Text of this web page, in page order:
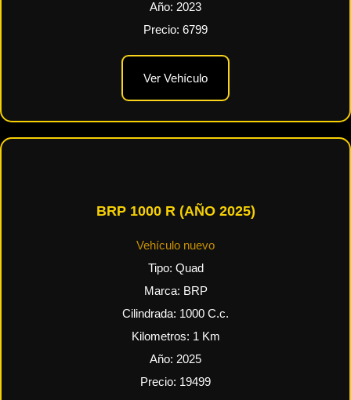
Año: 2023
Precio: 6799
Ver Vehículo
BRP 1000 R (AÑO 2025)
Vehículo nuevo
Tipo: Quad
Marca: BRP
Cilindrada: 1000 C.c.
Kilometros: 1 Km
Año: 2025
Precio: 19499